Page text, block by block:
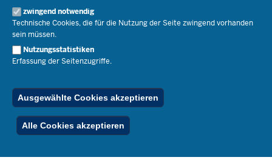
zwingend notwendig
Technische Cookies, die für die Nutzung der Seite zwingend vorhanden
sein müssen.
Nutzungsstatistiken
Erfassung der Seitenzugriffe.
Ausgewählte Cookies akzeptieren
Alle Cookies akzeptieren
Open Government
Bibliothek
Veranstaltungen
Geschäftsbereich
Pressefotos
Social Media
Pressekontakt
Service
Schule(n) suchen
Kontakt
Der Weg zu uns
Publikationen
RSS-Feed
Ferienordnung
Spezialangebote
© 2026 Bildungsportal NRW
Below
Footer
Menu
Inhalt Impressum Datenschutz